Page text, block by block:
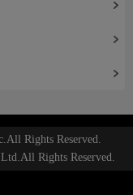
Rights Reserved.
Rights Reserved.